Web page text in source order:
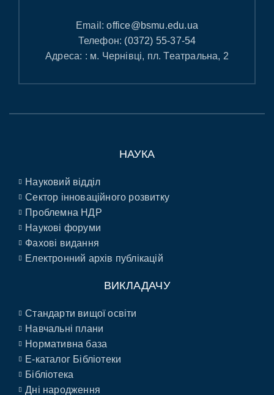
Email:office@bsmu.edu.ua
Телефон: (0372) 55-37-54
Адреса: : м. Чернівці, пл. Театральна, 2
НАУКА
Науковий відділ
Сектор інноваційного розвитку
Проблемна НДР
Наукові форуми
Фахові видання
Електронний архів публікацій
ВИКЛАДАЧУ
Стандарти вищої освіти
Навчальні плани
Нормативна база
E-каталог Бібліотеки
Бібліотека
Дні народження